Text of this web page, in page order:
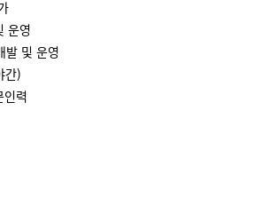
운영
발 및 운영
간)
인력